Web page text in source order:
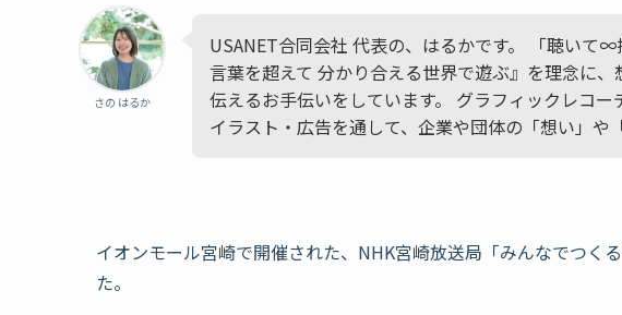
さの はるか
USANET合同会社 代表の、はるかです。 「聴いて
言葉を超えて 分かり合える世界で遊ぶ』を理念に、
伝えるお手伝いをしています。 グラフィックレコー
イラスト・広告を通して、企業や団体の「想い」や
イオンモール宮崎で開催された、NHK宮崎放送局「みんなでつく
た。